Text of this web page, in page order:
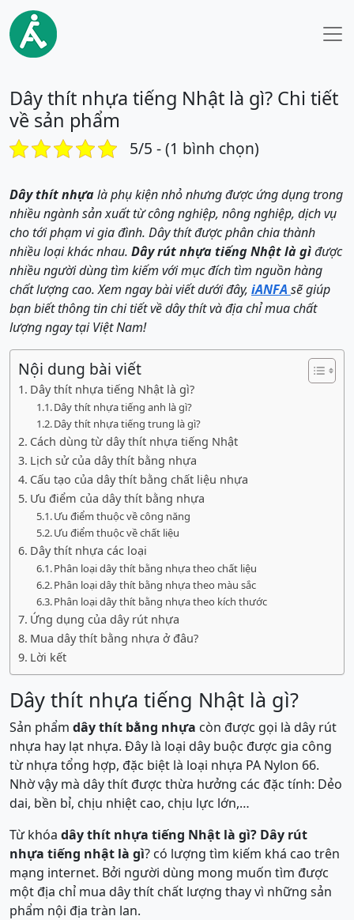
Dây thít nhựa tiếng Nhật là gì? Chi tiết
về sản phẩm
5/5 - (1 bình chọn)
Dây thít nhựalà phụ kiện nhỏ nhưng được ứng dụng trong
nhiều ngành sản xuất từ công nghiệp, nông nghiệp, dịch vụ
cho tới phạm vi gia đình. Dây thít được phân chia thành
nhiều loại khác nhau. Dây rút nhựa tiếng Nhật là gìđược
nhiều người dùng tìm kiếm với mục đích tìm nguồn hàng
chất lượng cao. Xem ngay bài viết dưới đây, iANFA sẽ giúp
bạn biết thông tin chi tiết về dây thít và địa chỉ mua chất
lượng ngay tại Việt Nam!
Nội dung bài viết
Dây thít nhựa tiếng Nhật là gì?
Dây thít nhựa tiếng anh là gì?
Dây thít nhựa tiếng trung là gì?
Cách dùng từ dây thít nhựa tiếng Nhật
Lịch sử của dây thít bằng nhựa
Cấu tạo của dây thít bằng chất liệu nhựa
Ưu điểm của dây thít bằng nhựa
Ưu điểm thuộc về công năng
Ưu điểm thuộc về chất liệu
Dây thít nhựa các loại
Phân loại dây thít bằng nhựa theo chất liệu
Phân loại dây thít bằng nhựa theo màu sắc
Phân loại dây thít bằng nhựa theo kích thước
Ứng dụng của dây rút nhựa
Mua dây thít bằng nhựa ở đâu?
Lời kết
Dây thít nhựa tiếng Nhật là gì?
Sản phẩm dây thít bằng nhựa còn được gọi là dây rút
nhựa hay lạt nhựa. Đây là loại dây buộc được gia công
từ nhựa tổng hợp, đặc biệt là loại nhựa PA Nylon 66.
Nhờ vậy mà dây thít được thừa hưởng các đặc tính: Dẻo
dai, bền bỉ, chịu nhiệt cao, chịu lực lớn,…
Từ khóa dây thít nhựa tiếng Nhật là gì? Dây rút
nhựa tiếng nhật là gì? có lượng tìm kiếm khá cao trên
mạng internet. Bởi người dùng mong muốn tìm được
một địa chỉ mua dây thít chất lượng thay vì những sản
phẩm nội địa tràn lan.